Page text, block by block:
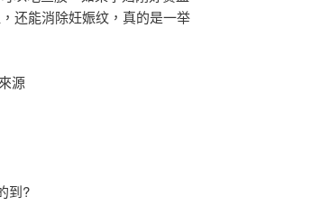
还能消除妊娠纹，真的是一举
源
到?